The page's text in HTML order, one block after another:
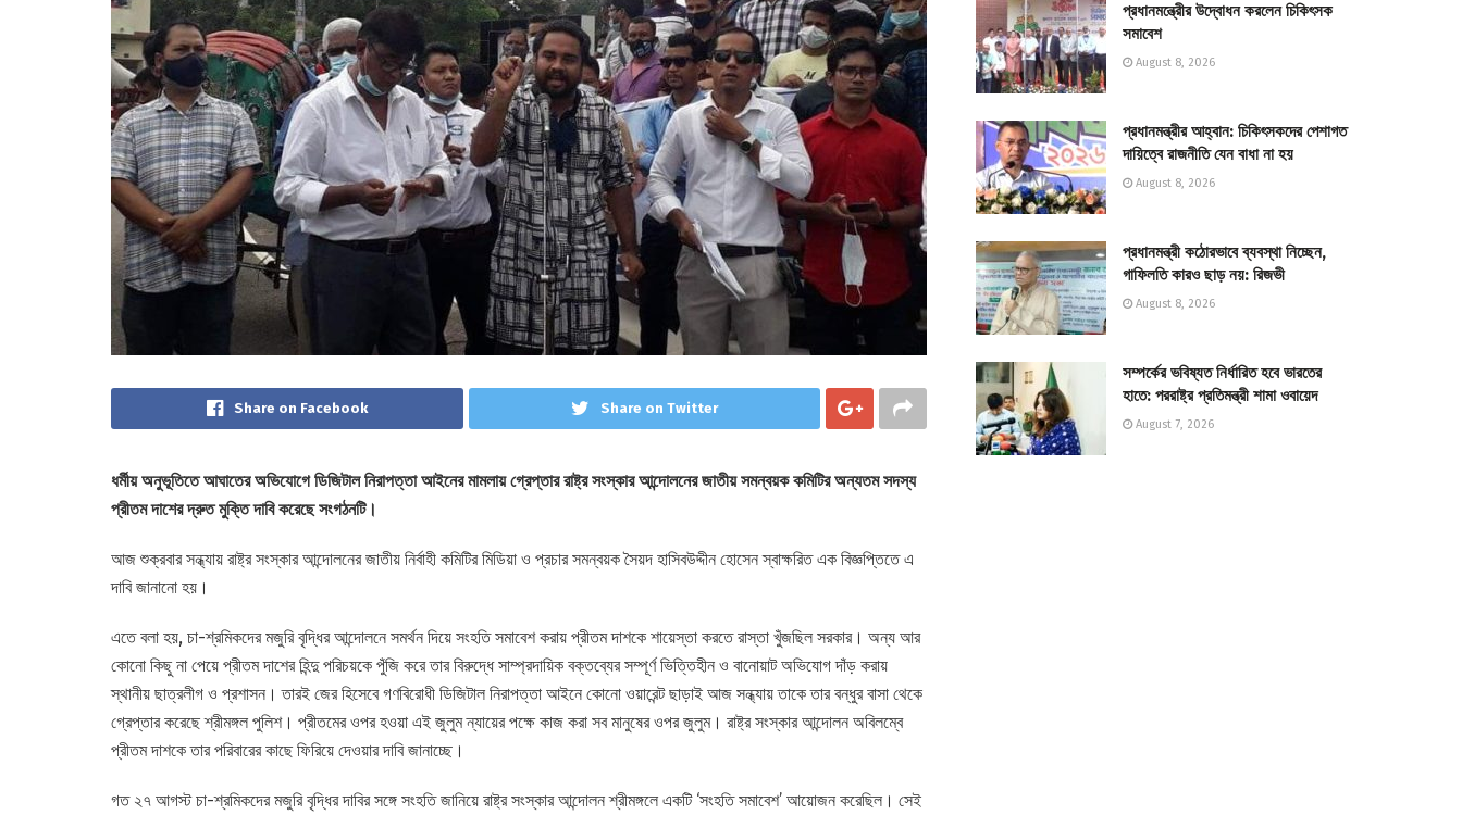
Share on Facebook Share on Twitter
ধর্মীয় অনুভূতিতে আঘাতের অভিযোগে ডিজিটাল নিরাপত্তা আইনের মামলায় গ্রেপ্তার রাষ্ট্র সংস্কার আন্দোলনের জাতীয় সমন্বয়ক কমিটির অন্যতম সদস্য
প্রীতম দাশের দ্রুত মুক্তি দাবি করেছে সংগঠনটি।
আজ শুক্রবার সন্ধ্যায় রাষ্ট্র সংস্কার আন্দোলনের জাতীয় নির্বাহী কমিটির মিডিয়া ও প্রচার সমন্বয়ক সৈয়দ হাসিবউদ্দীন হোসেন স্বাক্ষরিত এক বিজ্ঞপ্তিতে এ
দাবি জানানো হয়।
এতে বলা হয়, চা-শ্রমিকদের মজুরি বৃদ্ধির আন্দোলনে সমর্থন দিয়ে সংহতি সমাবেশ করায় প্রীতম দাশকে শায়েস্তা করতে রাস্তা খুঁজছিল সরকার। অন্য আর
কোনো কিছু না পেয়ে প্রীতম দাশের হিন্দু পরিচয়কে পুঁজি করে তার বিরুদ্ধে সাম্প্রদায়িক বক্তব্যের সম্পূর্ণ ভিত্তিহীন ও বানোয়াট অভিযোগ দাঁড় করায়
স্থানীয় ছাত্রলীগ ও প্রশাসন। তারই জের হিসেবে গণবিরোধী ডিজিটাল নিরাপত্তা আইনে কোনো ওয়ারেন্ট ছাড়াই আজ সন্ধ্যায় তাকে তার বন্ধুর বাসা থেকে
গ্রেপ্তার করেছে শ্রীমঙ্গল পুলিশ। প্রীতমের ওপর হওয়া এই জুলুম ন্যায়ের পক্ষে কাজ করা সব মানুষের ওপর জুলুম। রাষ্ট্র সংস্কার আন্দোলন অবিলম্বে
প্রীতম দাশকে তার পরিবারের কাছে ফিরিয়ে দেওয়ার দাবি জানাচ্ছে।
গত ২৭ আগস্ট চা-শ্রমিকদের মজুরি বৃদ্ধির দাবির সঙ্গে সংহতি জানিয়ে রাষ্ট্র সংস্কার আন্দোলন শ্রীমঙ্গলে একটি ‘সংহতি সমাবেশ’ আয়োজন করেছিল। সেই
প্রধানমন্ত্রীের উদ্বোধন করলেন চিকিৎসক
সমাবেশ
August 8, 2026
প্রধানমন্ত্রীর আহ্বান: চিকিৎসকদের পেশাগত
দায়িত্বে রাজনীতি যেন বাধা না হয়
August 8, 2026
প্রধানমন্ত্রী কঠোরভাবে ব্যবস্থা নিচ্ছেন,
গাফিলতি কারও ছাড় নয়: রিজভী
August 8, 2026
সম্পর্কের ভবিষ্যত নির্ধারিত হবে ভারতের
হাতে: পররাষ্ট্র প্রতিমন্ত্রী শামা ওবায়েদ
August 7, 2026